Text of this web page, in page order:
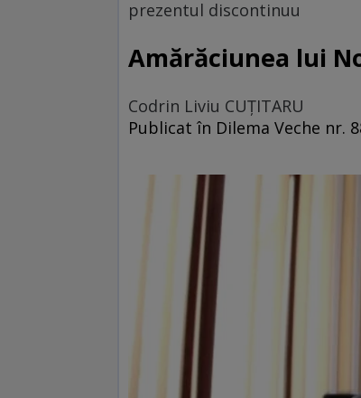
prezentul discontinuu
Amărăciunea lui
Codrin Liviu CUŢITARU
Publicat în Dilema Veche nr.